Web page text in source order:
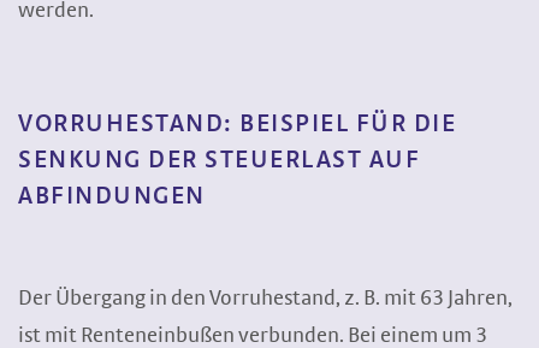
werden.
VORRUHESTAND: BEISPIEL FÜR DIE
SENKUNG DER STEUERLAST AUF
ABFINDUNGEN
Der Übergang in den Vorruhestand, z. B. mit 63 Jahren,
ist mit Renteneinbußen verbunden. Bei einem um 3